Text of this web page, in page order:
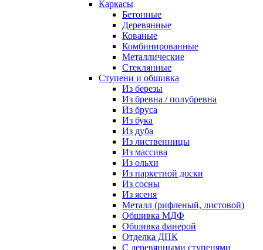
Каркасы
Бетонные
Деревянные
Кованые
Комбинированные
Металлические
Стеклянные
Ступени и обшивка
Из березы
Из бревна / полубревна
Из бруса
Из бука
Из дуба
Из лиственницы
Из массива
Из ольхи
Из паркетной доски
Из сосны
Из ясеня
Металл (рифленый, листовой)
Обшивка МДФ
Обшивка фанерой
Отделка ДПК
С деревянными ступенями